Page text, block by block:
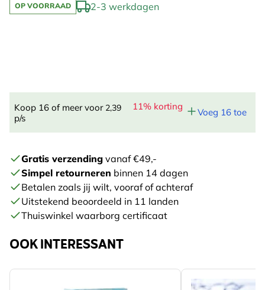
OP VOORRAAD 2-3 werkdagen
Koop 16 of meer voor 2,39
p/s
11% korting
Voeg 16 toe
Gratis verzending vanaf €49,-
Simpel retourneren binnen 14 dagen
Betalen zoals jij wilt, vooraf of achteraf
Uitstekend beoordeeld in 11 landen
Thuiswinkel waarborg certificaat
OOK INTERESSANT